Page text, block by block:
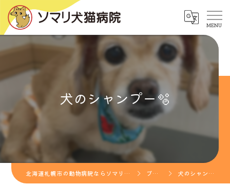
犬のシャンプー🫧
北海道札幌市の動物病院ならソマリ犬猫病院 ブログ 犬のシャンプー🫧